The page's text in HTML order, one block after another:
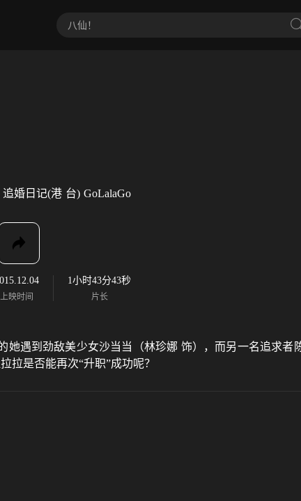
追婚日记(港 台) GoLalaGo
上映时间
1小时43分43秒
片长
遇到劲敌美少女沙当当（林珍娜 饰），而另一名追求者
拉是否能再次“升职”成功呢？